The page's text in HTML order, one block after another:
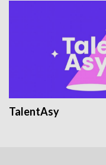
TalentAsy